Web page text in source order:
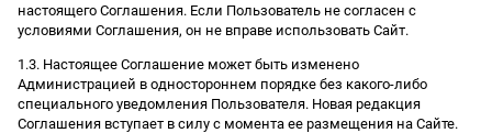
настоящего Соглашения. Если Пользователь не согласен с
условиями Соглашения, он не вправе использовать Сайт.
1.3. Настоящее Соглашение может быть изменено
Администрацией в одностороннем порядке без какого-либо
специального уведомления Пользователя. Новая редакция
Соглашения вступает в силу с момента ее размещения на Сайте.